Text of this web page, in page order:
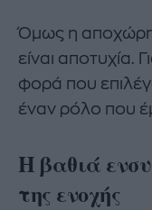
Όμως η
είναι αποτυχία.
φορά που
έναν ρόλο που
Η βαθιά
της ενοχής